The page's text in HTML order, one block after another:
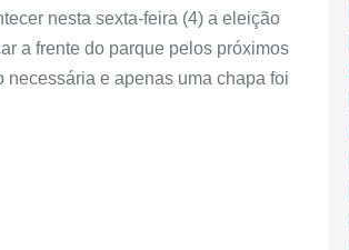
nesta sexta-feira (4) a eleição
a frente do parque pelos próximos
e apenas uma chapa foi